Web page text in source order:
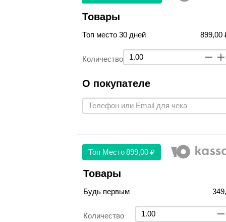
Товары
Топ место 30 дней 899,00
Количество
О покупателе
Топ Место 899,00 ₽
Товары
Будь первым
Количество